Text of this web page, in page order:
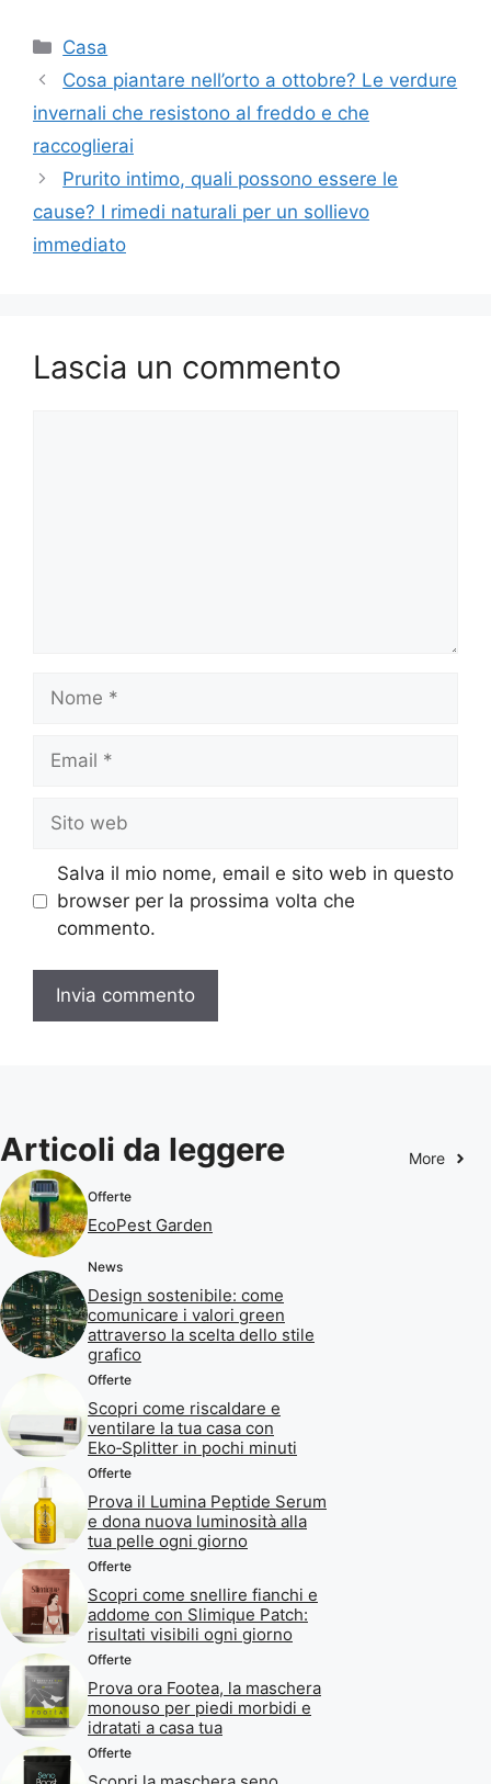
Categorie
Casa
Cosa piantare nell’orto a ottobre? Le verdure
invernali che resistono al freddo e che
raccoglierai
Prurito intimo, quali possono essere le
cause? I rimedi naturali per un sollievo
immediato
Lascia un commento
web
Salva il mio nome, email e sito web in questo
browser per la prossima volta che
commento.
Articoli da leggere More
Offerte
EcoPest Garden
News
Design sostenibile: come
comunicare i valori green
attraverso la scelta dello stile
grafico
Offerte
Scopri come riscaldare e
ventilare la tua casa con
Eko‑Splitter in pochi minuti
Offerte
Prova il Lumina Peptide Serum
e dona nuova luminosità alla
tua pelle ogni giorno
Offerte
Scopri come snellire fianchi e
addome con Slimique Patch:
risultati visibili ogni giorno
Offerte
Prova ora Footea, la maschera
monouso per piedi morbidi e
idratati a casa tua
Offerte